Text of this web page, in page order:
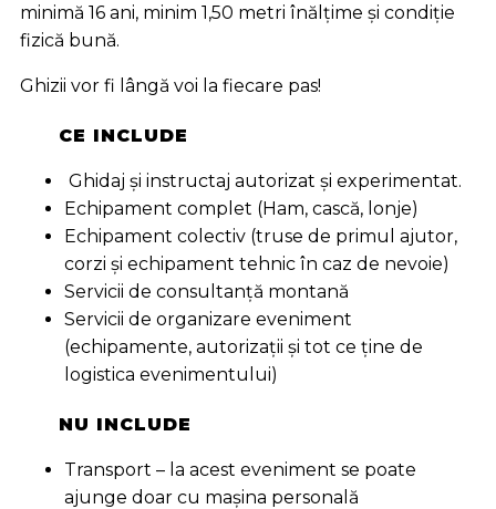
minimă 16 ani, minim 1,50 metri înălțime și condiție
fizică bună.
Ghizii vor fi lângă voi la fiecare pas!
CE INCLUDE
Ghidaj și instructaj autorizat și experimentat.
Echipament complet (Ham, cască, lonje)
Echipament colectiv (truse de primul ajutor,
corzi și echipament tehnic în caz de nevoie)
Servicii de consultanță montană
Servicii de organizare eveniment
(echipamente, autorizații și tot ce ține de
logistica evenimentului)
NU INCLUDE
Transport – la acest eveniment se poate
ajunge doar cu mașina personală